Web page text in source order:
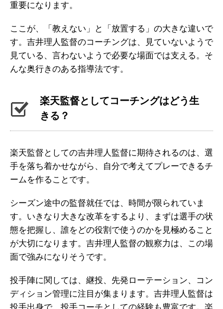
重要になります。
ここが、「教えない」と「放置する」の大きな違いで
す。吉井理人監督のコーチングは、見ていないようで
見ている、言わないようで必要な場面では支える。そ
んな奥行きのある指導法です。
楽天監督としてコーチングはどう生
きる？
楽天監督としての吉井理人監督に期待されるのは、選
手を落ち着かせながら、自分で考えてプレーできるチ
ームを作ることです。
シーズン途中の監督就任では、時間が限られていま
す。いきなり大きな改革をするより、まずは選手の状
態を把握し、誰をどの役割で使うのかを見極めること
が大切になります。吉井理人監督の観察力は、この場
面で強みになりそうです。
投手陣に関しては、継投、先発ローテーション、コン
ディション管理に注目が集まります。吉井理人監督は